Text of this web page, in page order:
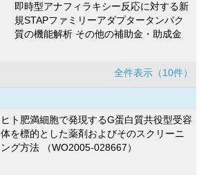
即時型アナフィラキシー反応に対する新
規STAPファミリーアダプタータンパク
質の機能解析 その他の補助金・助成金
全件表示（10件）
ヒト肥満細胞で発現するG蛋白質共役型受容
体を標的とした薬剤およびそのスクリーニ
ング方法 （WO2005-028667）